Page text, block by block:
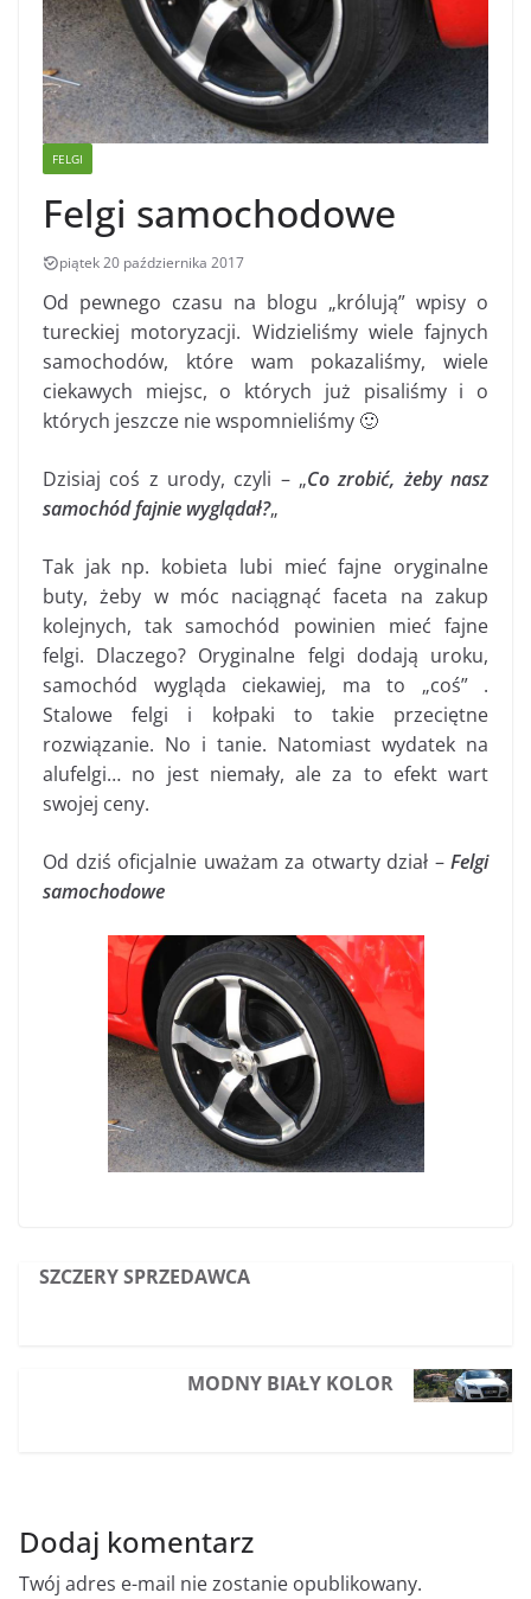
FELGI
Felgi samochodowe
piątek 20 października 2017
Od pewnego czasu na blogu „królują” wpisy o
tureckiej motoryzacji. Widzieliśmy wiele fajnych
samochodów, które wam pokazaliśmy, wiele
ciekawych miejsc, o których już pisaliśmy i o
których jeszcze nie wspomnieliśmy 🙂
Dzisiaj coś z urody, czyli – „Co zrobić, żeby nasz
samochód fajnie wyglądał?„
Tak jak np. kobieta lubi mieć fajne oryginalne
buty, żeby w móc naciągnąć faceta na zakup
kolejnych, tak samochód powinien mieć fajne
felgi. Dlaczego? Oryginalne felgi dodają uroku,
samochód wygląda ciekawiej, ma to „coś” .
Stalowe felgi i kołpaki to takie przeciętne
rozwiązanie. No i tanie. Natomiast wydatek na
alufelgi… no jest niemały, ale za to efekt wart
swojej ceny.
Od dziś oficjalnie uważam za otwarty dział – Felgi
samochodowe
SZCZERY SPRZEDAWCA
MODNY BIAŁY KOLOR
Dodaj komentarz
Twój adres e-mail nie zostanie opublikowany.